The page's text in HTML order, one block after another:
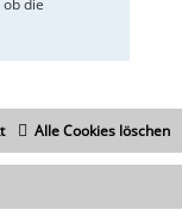
die
Alle Cookies löschen